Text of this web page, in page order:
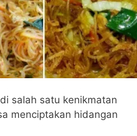
salah satu kenikmatan
menciptakan hidangan